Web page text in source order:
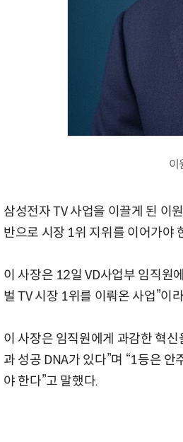
이
삼성전자 TV 사업을 이끌게 된 이
반으로 시장 1위 지위를 이어가야
이 사장은 12일 VD사업부 임직원
벌 TV 시장 1위를 이뤄온 사업”이
이 사장은 임직원에게 과감한 혁
과 성공 DNA가 있다”며 “1등은
야 한다”고 말했다.